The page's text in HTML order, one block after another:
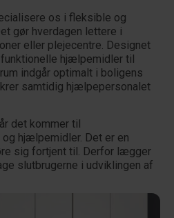
os i fleksible og
gør hverdagen lettere i
eller plejecentre. Designet
hjælpemidler til
indgår optimalt i boligens
samtidig hjælpepersonalet
det kommer til
hjælpemidler. Det er en
sig fortjent til. Derfor lægger
slutbrugerne i udviklingen af